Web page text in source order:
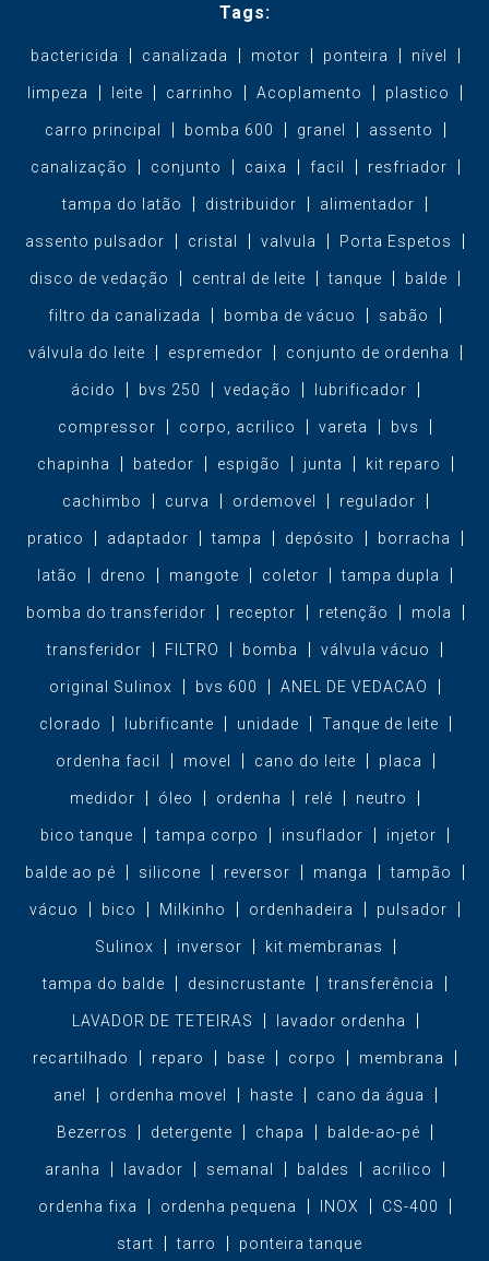
Tags:
bactericida canalizada motor ponteira nível
limpeza leite carrinho Acoplamento plastico
carro principal bomba 600 granel assento
canalização conjunto caixa facil resfriador
tampa do latão distribuidor alimentador
assento pulsador cristal valvula Porta Espetos
disco de vedação central de leite tanque balde
filtro da canalizada bomba de vácuo sabão
válvula do leite espremedor conjunto de ordenha
ácido bvs 250 vedação lubrificador
compressor corpo, acrilico vareta bvs
chapinha batedor espigão junta kit reparo
cachimbo curva ordemovel regulador
pratico adaptador tampa depósito borracha
latão dreno mangote coletor tampa dupla
bomba do transferidor receptor retenção mola
transferidor FILTRO bomba válvula vácuo
original Sulinox bvs 600 ANEL DE VEDACAO
clorado lubrificante unidade Tanque de leite
ordenha facil movel cano do leite placa
medidor óleo ordenha relé neutro
bico tanque tampa corpo insuflador injetor
balde ao pé silicone reversor manga tampão
vácuo bico Milkinho ordenhadeira pulsador
Sulinox inversor kit membranas
tampa do balde desincrustante transferência
LAVADOR DE TETEIRAS lavador ordenha
recartilhado reparo base corpo membrana
anel ordenha movel haste cano da água
Bezerros detergente chapa balde-ao-pé
aranha lavador semanal baldes acrilico
ordenha fixa ordenha pequena INOX CS-400
start tarro ponteira tanque